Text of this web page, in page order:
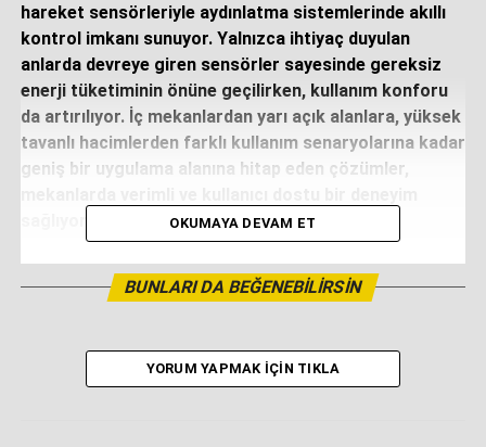
hareket sensörleriyle aydınlatma sistemlerinde akıllı
kontrol imkanı sunuyor. Yalnızca ihtiyaç duyulan
anlarda devreye giren sensörler sayesinde gereksiz
enerji tüketiminin önüne geçilirken, kullanım konforu
da artırılıyor. İç mekanlardan yarı açık alanlara, yüksek
tavanlı hacimlerden farklı kullanım senaryolarına kadar
geniş bir uygulama alanına hitap eden çözümler,
Enerji verimliliği ve sürdürülebilirlik, günümüz modern yapı
tasarımında artık temel gereklilikler arasında yer alıyor.
önemli bir pay oluşturduğu için bu alanın akıllı çözümlerle
yönetilmesi hem maliyetlerin kontrol altına alınmasını hem
OKUMAYA DEVAM ET
BUNLARI DA BEĞENEBILIRSIN
YORUM YAPMAK İÇIN TIKLA